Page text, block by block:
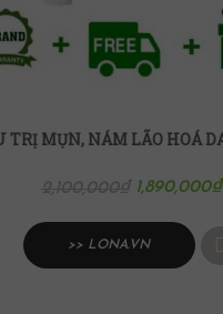
1,890,000₫
>> LONA.VN